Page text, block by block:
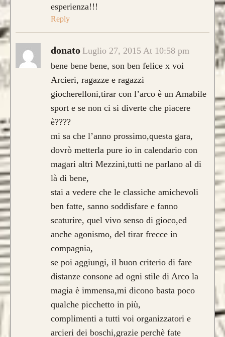
CONFIGURA E ORDINA IL
TUO LONGBOW
Caratteristica che contraddistingue questo
modello sono le DUElamine di pregiato
Tasso, Osage o Bambù
composta da4 lamine di legno .
da 800€
CONFIGURA E ORDINA IL
TUO LONGBOW
esperienza!!!
Reply
donato Luglio 27, 2015 At 10:58 pm
bene bene bene, son ben felice x voi
Arcieri, ragazze e ragazzi
giocherelloni,tirar con l’arco è un Amabile
sport e se non ci si diverte che piacere
è????
mi sa che l’anno prossimo,questa gara,
dovrò metterla pure io in calendario con
magari altri Mezzini,tutti ne parlano al di
là di bene,
stai a vedere che le classiche amichevoli
ben fatte, sanno soddisfare e fanno
scaturire, quel vivo senso di gioco,ed
anche agonismo, del tirar frecce in
compagnia,
se poi aggiungi, il buon criterio di fare
distanze consone ad ogni stile di Arco la
magia è immensa,mi dicono basta poco
qualche picchetto in più,
complimenti a tutti voi organizzatori e
arcieri dei boschi,grazie perchè fate